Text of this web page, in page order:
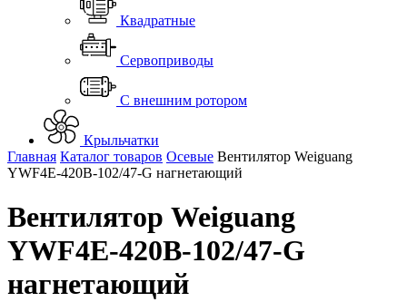
Квадратные
Сервоприводы
С внешним ротором
Крыльчатки
Главная Каталог товаров Осевые Вентилятор Weiguang
YWF4E-420B-102/47-G нагнетающий
Вентилятор Weiguang
YWF4E-420B-102/47-G
нагнетающий